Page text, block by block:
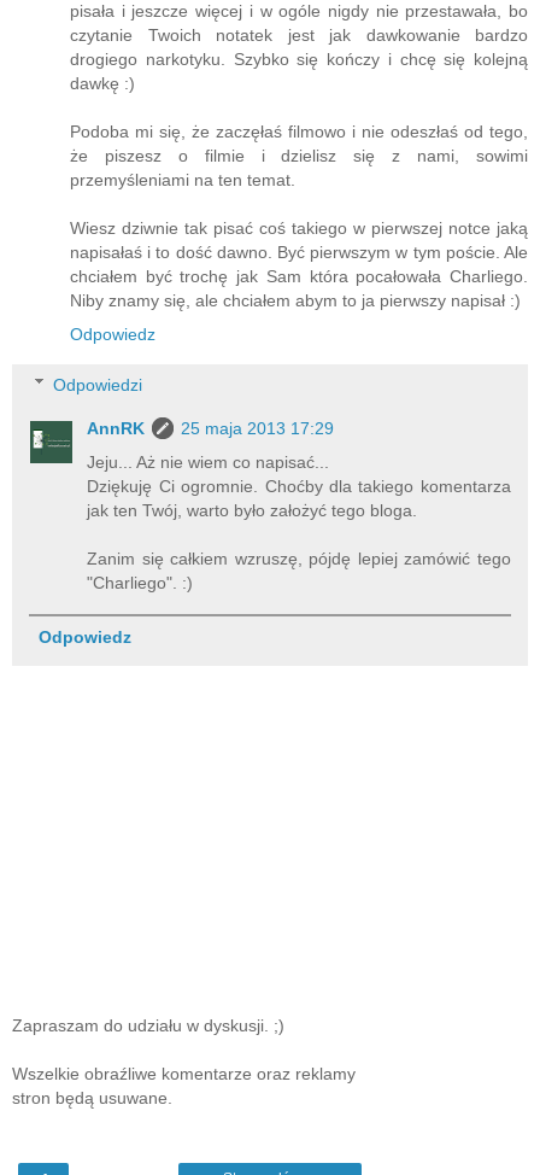
pisała i jeszcze więcej i w ogóle nigdy nie przestawała, bo
czytanie Twoich notatek jest jak dawkowanie bardzo
drogiego narkotyku. Szybko się kończy i chcę się kolejną
dawkę :)
Podoba mi się, że zaczęłaś filmowo i nie odeszłaś od tego,
że piszesz o filmie i dzielisz się z nami, sowimi
przemyśleniami na ten temat.
Wiesz dziwnie tak pisać coś takiego w pierwszej notce jaką
napisałaś i to dość dawno. Być pierwszym w tym poście. Ale
chciałem być trochę jak Sam która pocałowała Charliego.
Niby znamy się, ale chciałem abym to ja pierwszy napisał :)
Odpowiedz
Odpowiedzi
AnnRK
25 maja 2013 17:29
Jeju... Aż nie wiem co napisać...
Dziękuję Ci ogromnie. Choćby dla takiego komentarza
jak ten Twój, warto było założyć tego bloga.
Zanim się całkiem wzruszę, pójdę lepiej zamówić tego
"Charliego". :)
Odpowiedz
Zapraszam do udziału w dyskusji. ;)
Wszelkie obraźliwe komentarze oraz reklamy
stron będą usuwane.